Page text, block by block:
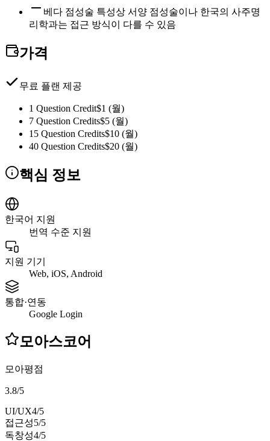
베다 점성술 특성상 서양 점성술이나 한국의 사주명
리학과는 접근 방식이 다를 수 있음
가격
무료 플랜 제공
1 Question Credit$1 (월)
7 Question Credits$5 (월)
15 Question Credits$10 (월)
40 Question Credits$20 (월)
핵심 정보
한국어 지원
번역 수준 지원
지원 기기
Web, iOS, Android
통합·연동
Google Login
모아스코어
모아평점
3.8/5
UI/UX4/5
접근성5/5
독창성4/5